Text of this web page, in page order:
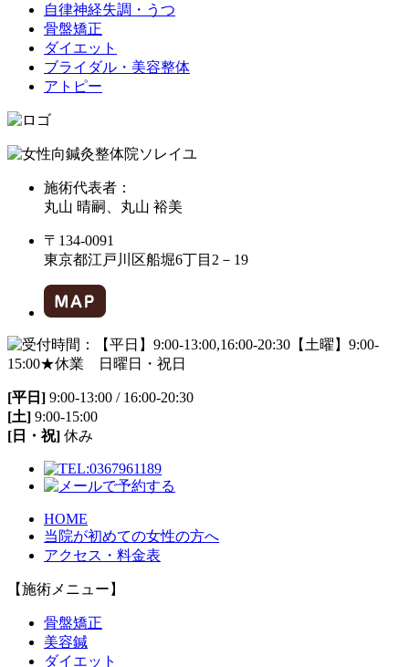
自律神経失調・うつ
骨盤矯正
ダイエット
ブライダル・美容整体
アトピー
施術代表者：
丸山 晴嗣、丸山 裕美
〒134-0091
東京都江戸川区船堀6丁目2－19
[平日] 9:00-13:00 / 16:00-20:30
[土] 9:00-15:00
[日・祝] 休み
HOME
当院が初めての女性の方へ
アクセス・料金表
【施術メニュー】
骨盤矯正
美容鍼
ダイエット